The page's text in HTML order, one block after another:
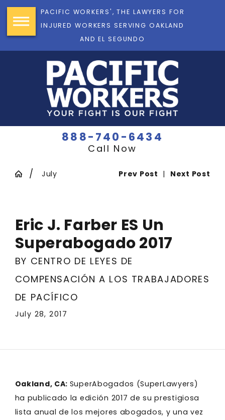
PACIFIC WORKERS', THE LAWYERS FOR
INJURED WORKERS SERVING OAKLAND
AND EL SEGUNDO
888-740-6434
Call Now
July Prev Post | Next Post
Eric J. Farber ES Un
Superabogado 2017
BY CENTRO DE LEYES DE
COMPENSACIÓN A LOS TRABAJADORES
DE PACÍFICO
July 28, 2017
Oakland, CA: SuperAbogados (SuperLawyers)
ha publicado la edición 2017 de su prestigiosa
lista anual de los mejores abogados, y una vez